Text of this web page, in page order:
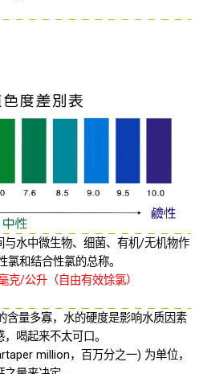
与水中微生物、细菌、有机/无机物作
和结合性氯的总称。
克/公升（自由有效馀氯）
量多寡，水的硬度是影响水质因素
喝起来不太可口。
million，百万分之一) 为单位，